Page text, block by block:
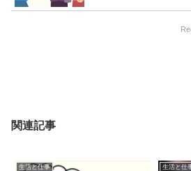
関連記事
生活と仕事 生活と仕